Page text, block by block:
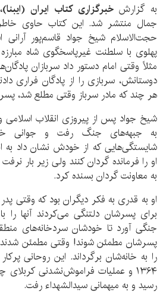
به گزارش خبرگزاری کتاب ایران (ایبنا)،
جمال منتشر شد. این کتاب حاوی
حجت‌الاسلام شیخ جواد قاسم‌پور
پهلوی با سلطنت غیرپاسخگوی شاه
مثلاً وقتی امام دستور داد سربازان
دوستانش، سربازی را از پادگان فراری
هر چند که مادر سرباز وقتی مطلع شد، پسر
شیخ جواد پس از پیروزی انقلاب اسلامی
به جبهه‌های جنگ رفت و جوانی
شایستگی‌هایی که از خودش نشان داد به
او را فرمانده گردان کنند ولی زیر بار
به معاونت گردان بسنده کرد.
او به قدری به فکر دیگران بود که وقتی پدر
برای پسرشان دلتنگی می‌کردند آنها را
جنگی آورد تا خودشان سردخانه‌های
پسرشان مطمئن شوند! وقتی مطمئن شدند
را به خانه‌شان برگرداند. این روحانی
۱۳۶۴ و عملیات فراموش‌نشدنی
رسید و به میهمانی سیدالشهداء رفت.